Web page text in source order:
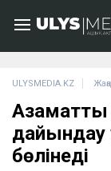
ULYSMEDIA.KZ
Азаматтық
дайындау
бөлінеді